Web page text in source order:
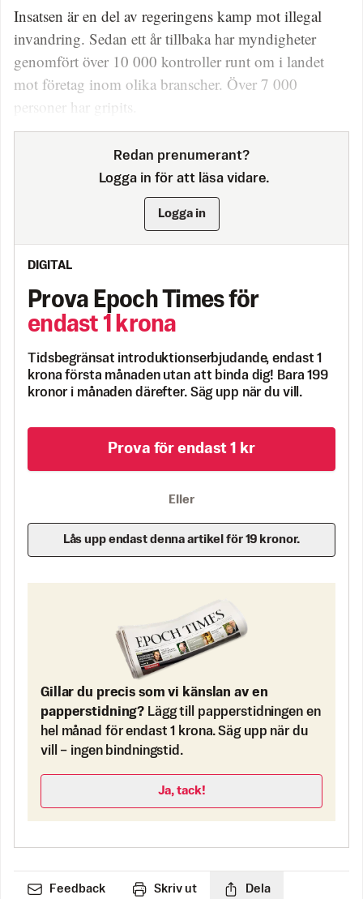
Insatsen är en del av regeringens kamp mot illegal
invandring. Sedan ett år tillbaka har myndigheter
genomfört över 10 000 kontroller runt om i landet
mot företag inom olika branscher. Över 7 000
personer har gripits.
Redan prenumerant?
Logga in för att läsa vidare.
Logga in
DIGITAL
Prova Epoch Times för
endast 1 krona
Tidsbegränsat introduktionserbjudande, endast 1
krona första månaden utan att binda dig! Bara 199
kronor i månaden därefter. Säg upp när du vill.
Prova för endast 1 kr
Eller
Lås upp endast denna artikel för 19 kronor.
Gillar du precis som vi känslan av en
papperstidning? Lägg till papperstidningen en
hel månad för endast 1 krona. Säg upp när du
vill – ingen bindningstid.
Ja, tack!
Feedback Skriv ut Dela